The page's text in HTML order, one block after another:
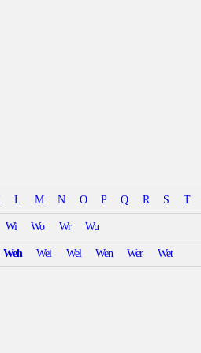
L M N O P Q R S T
Wi Wo Wr Wu
Weh Wei Wel Wen Wer Wet